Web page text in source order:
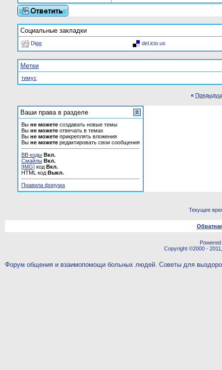
Социальные закладки
Digg del.icio.us
Метки
тимус
«
Ваши права в разделе
Вы не можете создавать новые темы
Вы не можете отвечать в темах
Вы не можете прикреплять вложения
Вы не можете редактировать свои сообщения
BB коды Вкл.
Смайлы Вкл.
[IMG] код Вкл.
HTML код Выкл.
Правила форума
Текущее
Copyright ©2000 -
Форум общения и взаимопомощи больных людей. Советы для